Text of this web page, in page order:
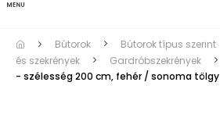
navigation
Bútorok Bútorok típus szerint
és szekrények
Gardróbszekrények
- szélesség 200 cm, fehér / sonoma tölgy